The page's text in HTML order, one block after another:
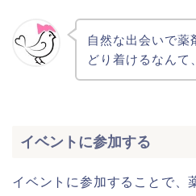
自然な出会いで薬
どり着けるなんて
イベントに参加する
イベントに参加することで、